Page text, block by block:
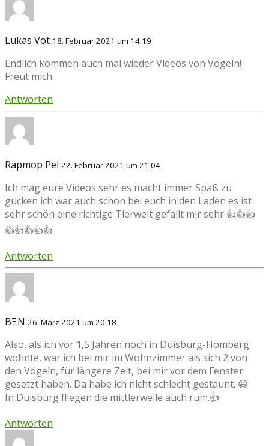
Lukas Vot 18. Februar 2021 um 14:19
Endlich kommen auch mal wieder Videos von Vögeln!
Freut mich
Antworten
Rapmop Pel 22. Februar 2021 um 21:04
Ich mag eure Videos sehr es macht immer Spaß zu
gucken ich war auch schon bei euch in den Laden es ist
sehr schön eine richtige Tierwelt gefällt mir sehr 👍👍👍
👍👍👍👍👍
Antworten
BΞN 26. März 2021 um 20:18
Also, als ich vor 1,5 Jahren noch in Duisburg-Homberg
wohnte, war ich bei mir im Wohnzimmer als sich 2 von
den Vögeln, für längere Zeit, bei mir vor dem Fenster
gesetzt haben. Da habe ich nicht schlecht gestaunt. 😀
In Duisburg fliegen die mittlerweile auch rum.👍
Antworten